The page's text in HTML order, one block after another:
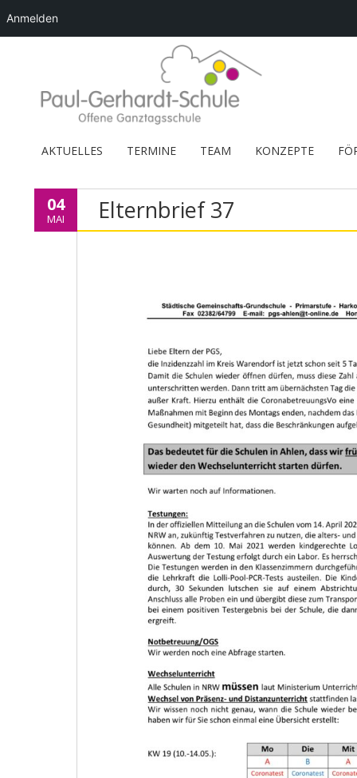
AKTUELLES TERMINE TEAM KONZEPTE
04
MAI Elternbrief 37
Anmelden